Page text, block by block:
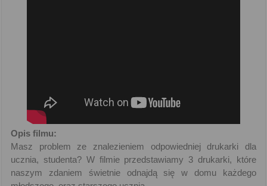
Opis filmu:
Masz problem ze znalezieniem odpowiedniej drukarki dla
ucznia, studenta? W filmie przedstawiamy 3 drukarki, które
naszym zdaniem świetnie odnajdą się w domu każdego